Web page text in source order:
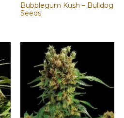
Bubblegum Kush – Bulldog
Seeds